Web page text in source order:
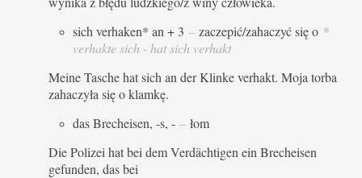
sich verhaken* an + 3 – zaczepić/zahaczyć się o *
verhakte sich - hat sich verhakt
Meine Tasche hat sich an der Klinke verhakt. Moja torba
zahaczyła się o klamkę.
das Brecheisen, -s, - – łom
Die Polizei hat bei dem Verdächtigen ein Brecheisen
gefunden, das bei